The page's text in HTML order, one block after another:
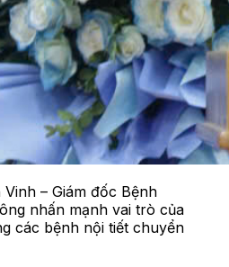
– Giám đốc Bệnh
nhấn mạnh vai trò của
các bệnh nội tiết chuyển